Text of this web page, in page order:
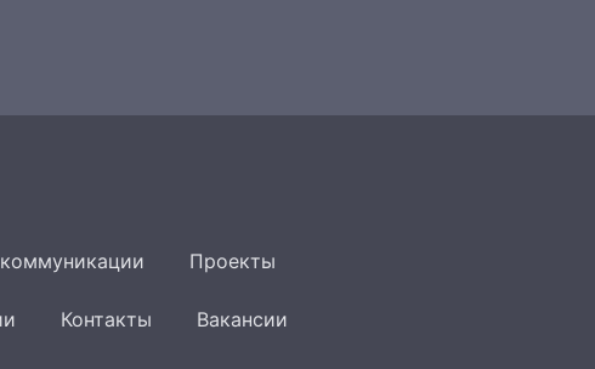
Проекты
Контакты Вакансии